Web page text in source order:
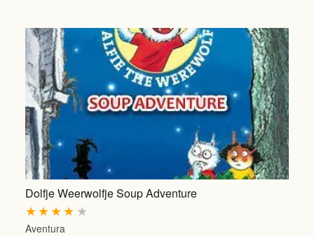
Dolfje Weerwolfje Soup Adventure
★
★
★
★
★
Aventura